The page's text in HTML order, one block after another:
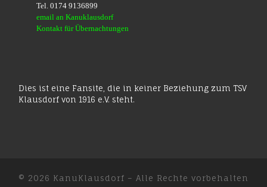
Tel. 0174 9136899
email an Kanuklausdorf
Kontakt für Übernachtungen
Dies ist eine Fansite, die in keiner Beziehung zum TSV
Klausdorf von 1916 e.V. steht.
© 2026 KanuKlausdorf – Alle Rechte vorbehalten